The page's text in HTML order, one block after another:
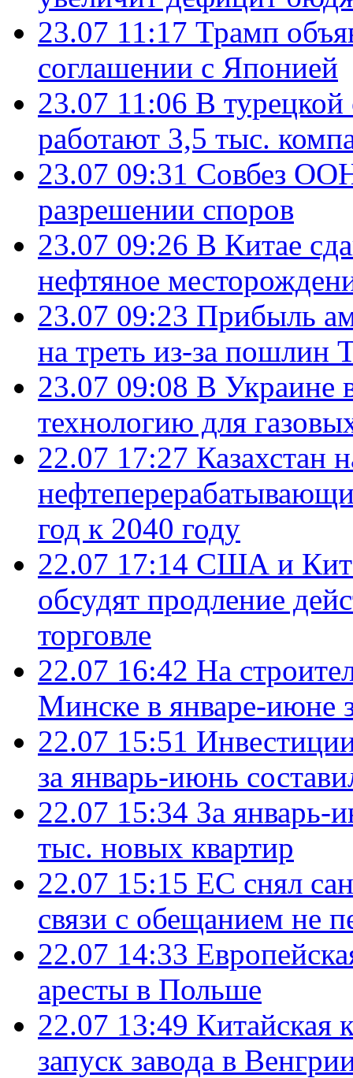
23.07 11:17 Трамп
соглашении с Японией
23.07 11:06 В
работают 3,5 тыс.
23.07 09:31 Совбез
разрешении споров
23.07 09:26 В Китае
нефтяное
23.07 09:23 Прибыль
на треть из-за пошлин
23.07 09:08 В Украине
технологию для
22.07 17:27 Казахстан
год к 2040 году
22.07 17:14 США и
обсудят продление
торговле
22.07 16:42 На
Минске в январе-июне
22.07 15:51
за январь-июнь
22.07 15:34 За январь-
тыс. новых квартир
22.07 15:15 ЕС снял
связи с обещанием не
22.07 14:33
аресты в Польше
22.07 13:49 Китайская
запуск завода в